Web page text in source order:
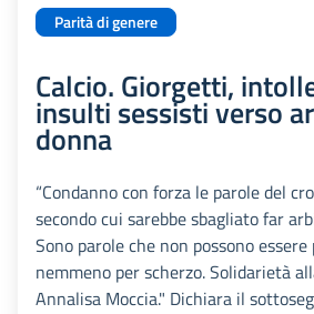
Parità di genere
Calcio. Giorgetti,
insulti sessisti verso
donna
“Condanno con forza le parole del
secondo cui sarebbe sbagliato far
Sono parole che non possono
nemmeno per scherzo. Solidarietà
Annalisa Moccia." Dichiara il